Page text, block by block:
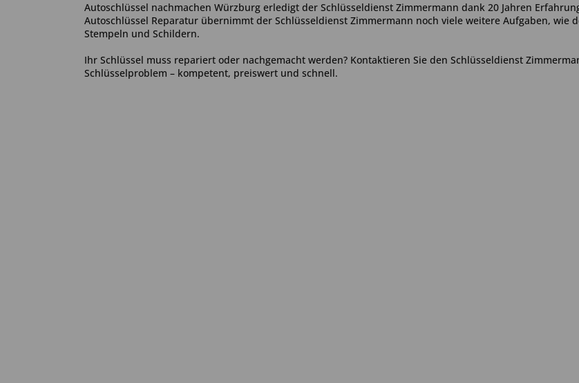
Autoschlüssel nachmachen Würzburg erledigt der Schlüsseldienst Zimmermann dank 20 Jahren
Autoschlüssel Reparatur übernimmt der Schlüsseldienst Zimmermann noch viele weitere Aufgaben, wie
Stempeln und Schildern.
Ihr Schlüssel muss repariert oder nachgemacht werden? Kontaktieren Sie den Schlüsseldienst
Schlüsselproblem – kompetent, preiswert und schnell.